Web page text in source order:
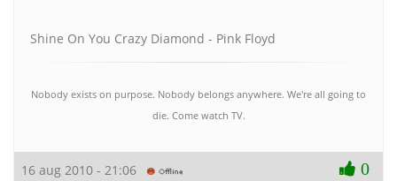
Shine On You Crazy Diamond - Pink Floyd
Nobody exists on purpose. Nobody belongs anywhere. We're all going to
die. Come watch TV.
16 aug 2010 - 21:06 0